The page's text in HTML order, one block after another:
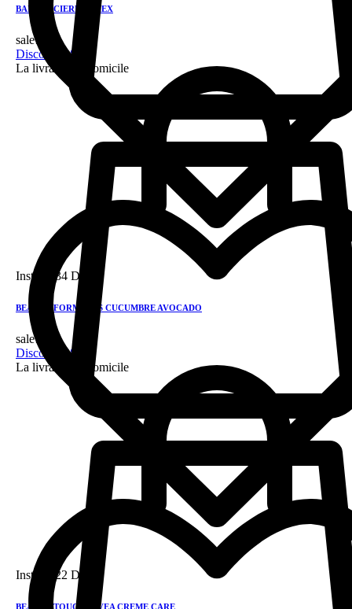
BANDE ACIERE PAMEX
sale!
Discount 28%
La livraison a domicile
Instock 34 DH
BEAUTY FORMULAS CUCUMBRE AVOCADO
sale!
Discount 28%
La livraison a domicile
Instock 22 DH
BEAUTY TOUCH NIVEA CREME CARE